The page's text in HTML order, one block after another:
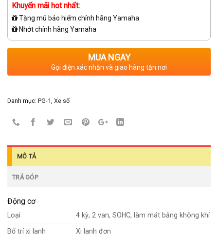
Khuyến mãi hot nhất:
Tặng mũ bảo hiểm chính hãng Yamaha
Nhớt chính hãng Yamaha
MUA NGAY
Gọi điện xác nhận và giao hàng tận nơi
Danh mục: PG-1, Xe số
MÔ TẢ
TRẢ GÓP
Động cơ
Loại 4 kỳ, 2 van, SOHC, làm mát bằng không khí
Bố trí xi lanh Xi lanh đơn